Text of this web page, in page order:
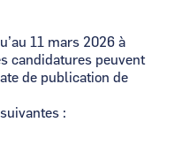
11 mars 2026 à
candidatures peuvent
de publication de
: